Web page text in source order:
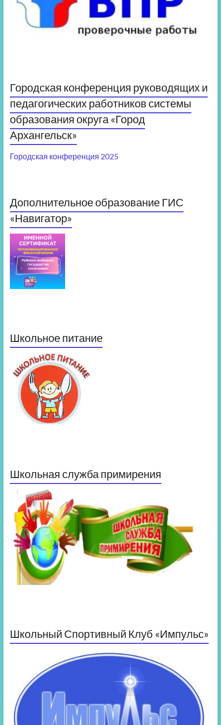
Городская конференция руководящих и
педагогических работников системы
образования округа «Город
Архангельск»
Городская конференция 2025
Дополнительное образование ГИС
«Навигатор»
Школьное питание
Школьная служба примирения
Школьный Спортивный Клуб «Импульс»